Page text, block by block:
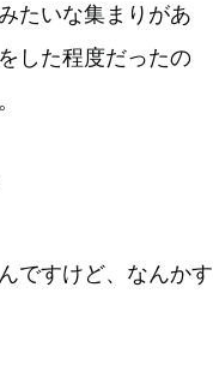
たいな集まりがあ
した程度だったの
ですけど、なんかす